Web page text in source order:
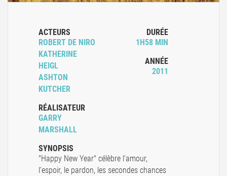
ACTEURS
ROBERT DE NIRO
KATHERINE
HEIGL
ASHTON
KUTCHER
RÉALISATEUR
GARRY
MARSHALL
DURÉE
1H58 MIN
ANNÉE
2011
SYNOPSIS
"Happy New Year" célèbre l’amour,
l’espoir, le pardon, les secondes chances